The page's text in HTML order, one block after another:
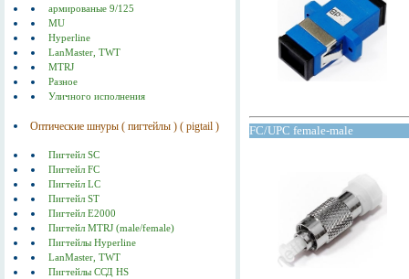
армированые 9/125
MU
Hyperline
LanMaster, TWT
MTRJ
Разное
Уличного исполнения
Оптические шнуры ( пигтейлы ) ( pigtail )
Пигтейл SC
Пигтейл FC
Пигтейл LC
Пигтейл ST
Пигтейл E2000
Пигтейл MTRJ (male/female)
Пигтейлы Hyperline
LanMaster, TWT
Пигтейлы ССД HS
FC/UPC female-male